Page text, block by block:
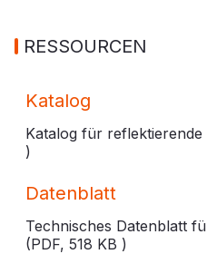
RESSOURCEN
Katalog
Katalog für reflektierende
)
Datenblatt
Technisches Datenblatt
(PDF, 518 KB )